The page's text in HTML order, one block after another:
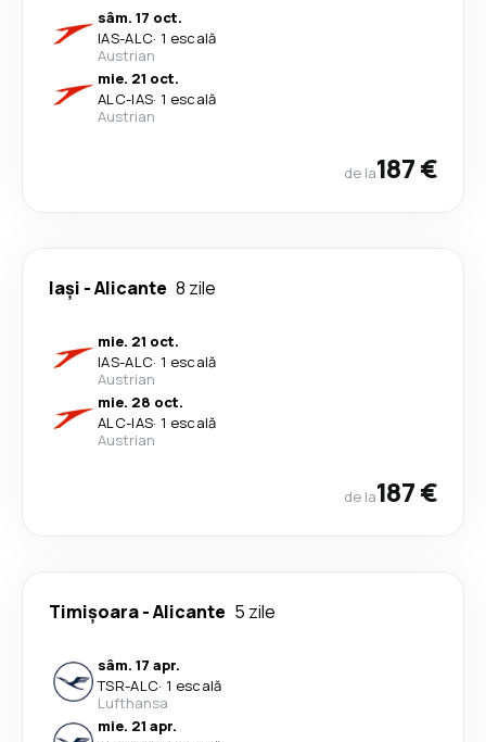
sâm. 17 oct.
IAS-ALC· 1 escală
Austrian
mie. 21 oct.
ALC-IAS· 1 escală
Austrian
de la187 €
Iași -Alicante 8 zile
mie. 21 oct.
IAS-ALC· 1 escală
Austrian
mie. 28 oct.
ALC-IAS· 1 escală
Austrian
de la187 €
Timișoara-Alicante 5 zile
sâm. 17 apr.
TSR-ALC· 1 escală
Lufthansa
mie. 21 apr.